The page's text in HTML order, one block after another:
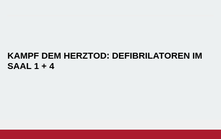
KAMPF DEM HERZTOD: DEFIBRILATOREN IM
SAAL 1 + 4